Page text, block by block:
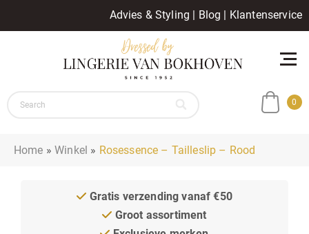
Advies & Styling | Blog | Klantenservice
0
Home »Winkel » Rosessence – Tailleslip – Rood
Gratis verzending vanaf €50
Groot assortiment